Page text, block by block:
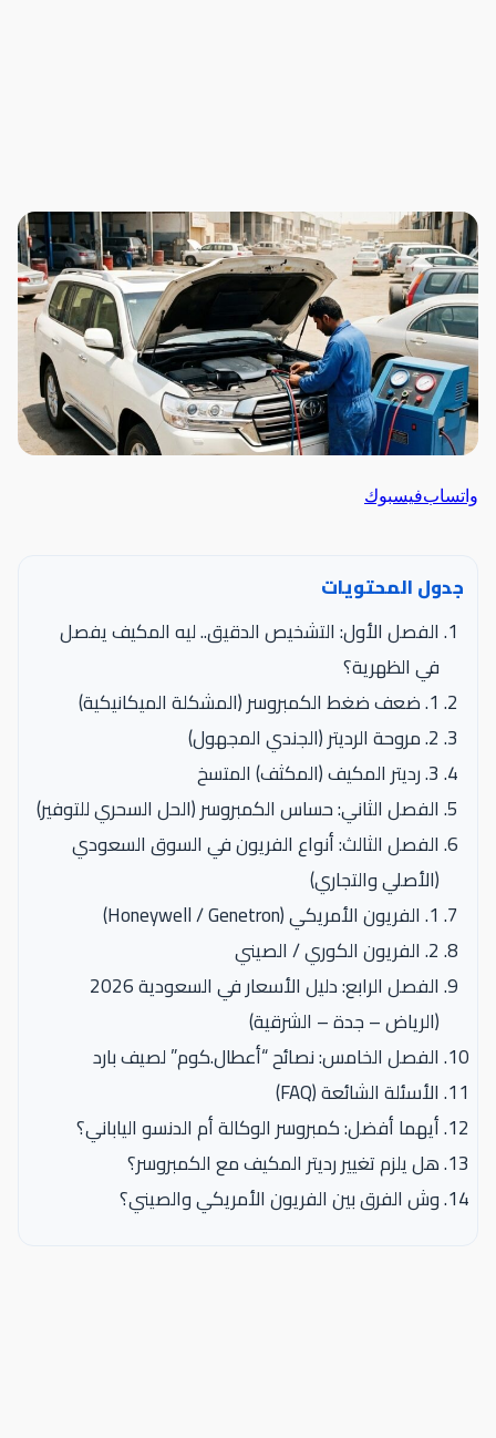
فيسبوك
جدول المحتويات
الفصل الأول: التشخيص الدقيق.. ليه المكيف يفصل
في الظهرية؟
1. ضعف ضغط الكمبروسر (المشكلة الميكانيكية)
2. مروحة الرديتر (الجندي المجهول)
3. رديتر المكيف (المكثف) المتسخ
الفصل الثاني: حساس الكمبروسر (الحل السحري للتوفير)
الفصل الثالث: أنواع الفريون في السوق السعودي
(الأصلي والتجاري)
1. الفريون الأمريكي (Honeywell / Genetron)
2. الفريون الكوري / الصيني
الفصل الرابع: دليل الأسعار في السعودية 2026
(الرياض – جدة – الشرقية)
الفصل الخامس: نصائح “أعطال.كوم” لصيف بارد
الأسئلة الشائعة (FAQ)
أيهما أفضل: كمبروسر الوكالة أم الدنسو الياباني؟
هل يلزم تغيير رديتر المكيف مع الكمبروسر؟
وش الفرق بين الفريون الأمريكي والصيني؟